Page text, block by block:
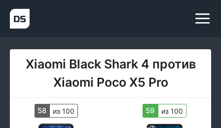
Xiaomi Black Shark 4 против
Xiaomi Poco X5 Pro
58 из 100 59 из 100